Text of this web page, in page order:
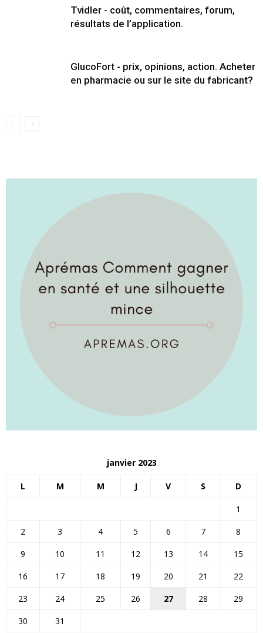
Tvidler - coût, commentaires, forum,
résultats de l’application.
GlucoFort - prix, opinions, action. Acheter
en pharmacie ou sur le site du fabricant?
janvier 2023
L M M J V S D
1
2
3 4 5 6 7
8
9
10 11 12 13 14
15
16
17 18 19 20 21
22
23
24 25 26 27 28
29
30
31